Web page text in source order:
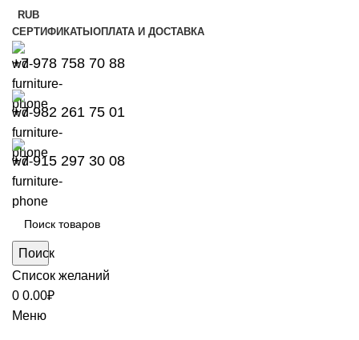
RUB
СЕРТИФИКАТЫОПЛАТА И ДОСТАВКА
+7 978 758 70 88
+7 982 261 75 01
+7 915 297 30 08
Поиск
Список желаний
0 0.00₽
Меню